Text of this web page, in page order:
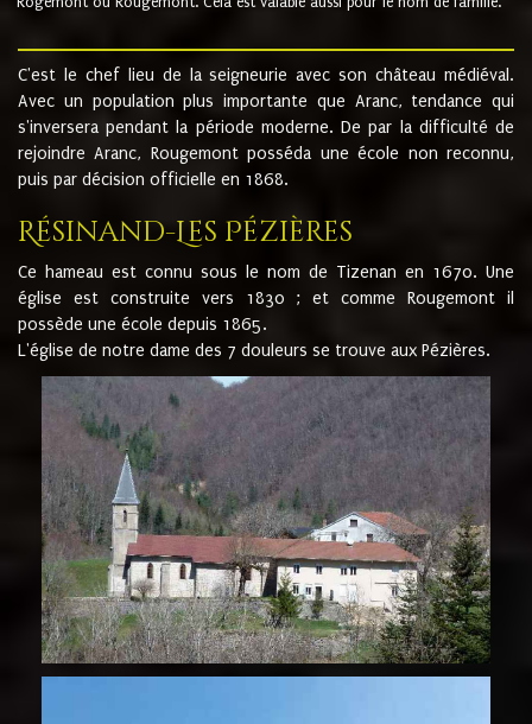
C'est le chef lieu de la seigneurie avec son château médiéval.
Avec un population plus importante que Aranc, tendance qui
s'inversera pendant la période moderne. De par la difficulté de
rejoindre Aranc, Rougemont posséda une école non reconnu,
puis par décision officielle en 1868.
Résinand-Les Pézières
Ce hameau est connu sous le nom de Tizenan en 1670. Une
église est construite vers 1830 ; et comme Rougemont il
possède une école depuis 1865.
L'église de notre dame des 7 douleurs se trouve aux Pézières.